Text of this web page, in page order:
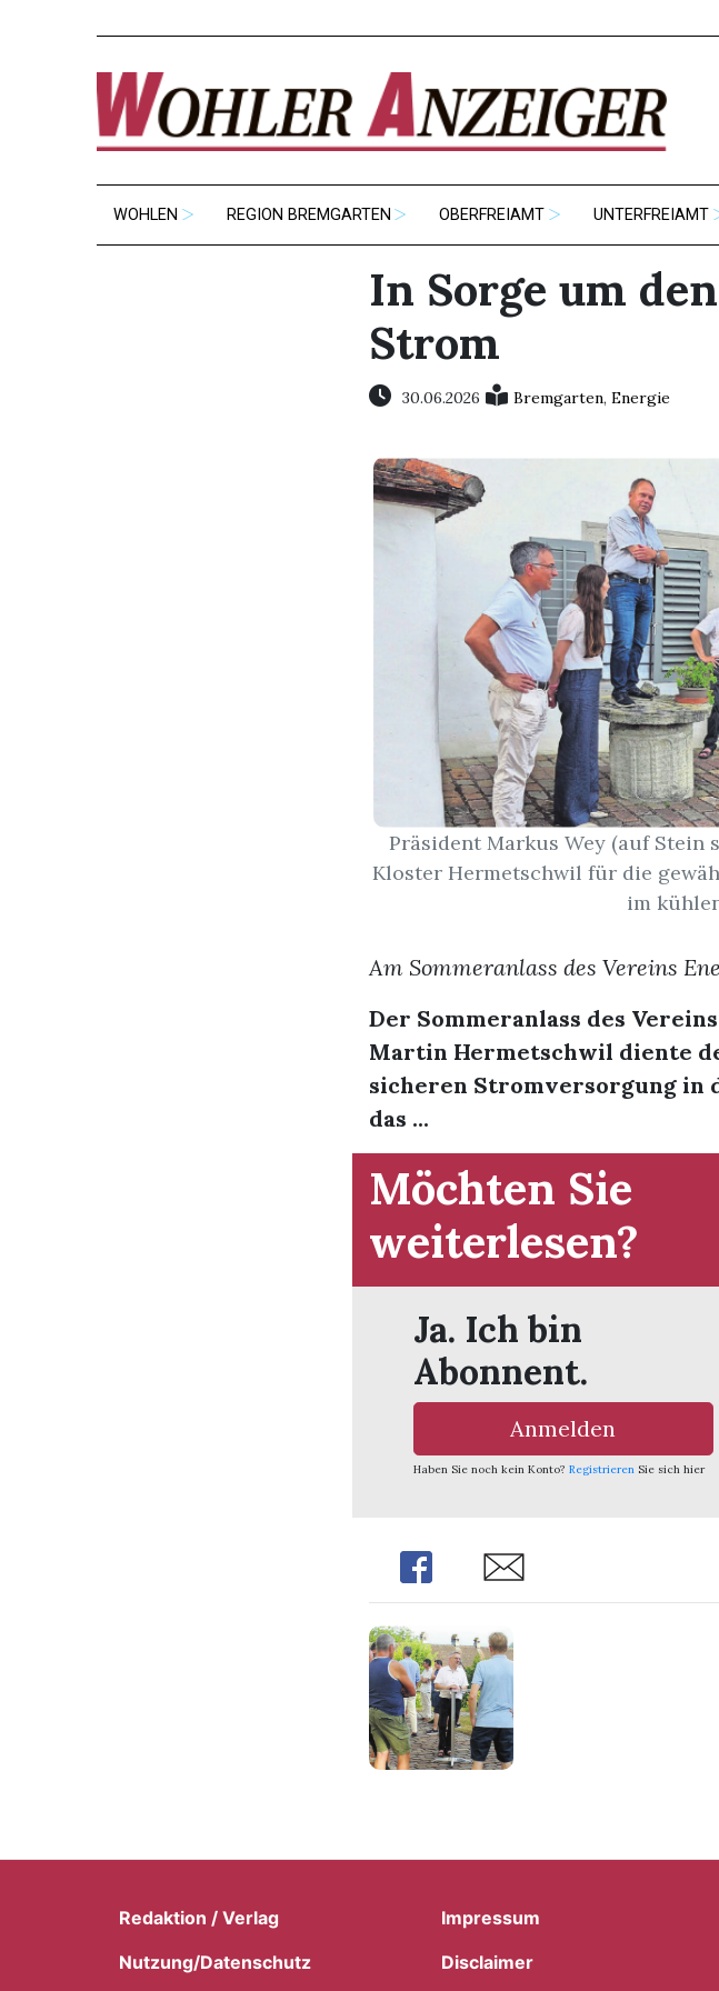
WOHLEN REGION BREMGARTEN OBERFREIAMT UNTERFREIAMT
In Sorge um
Strom
30.06.2026 Bremgarten, Energie
Präsident Markus Wey (auf Stein
Kloster Hermetschwil für die
im
Am Sommeranlass des Vereins
Der Sommeranlass des
Martin Hermetschwil diente
sicheren Stromversorgung in
das ...
Möchten Sie
weiterlesen?
Ja. Ich bin
Abonnent.
Anmelden
Haben Sie noch kein Konto? Registrieren Sie sich hier
Share Share
Redaktion / Verlag Impressum
Nutzung/Datenschutz
Disclaimer